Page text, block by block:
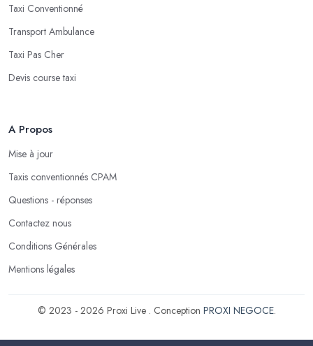
Taxi Conventionné
Transport Ambulance
Taxi Pas Cher
Devis course taxi
A Propos
Mise à jour
Taxis conventionnés CPAM
Questions - réponses
Contactez nous
Conditions Générales
Mentions légales
© 2023 - 2026 Proxi Live . Conception PROXI NEGOCE.